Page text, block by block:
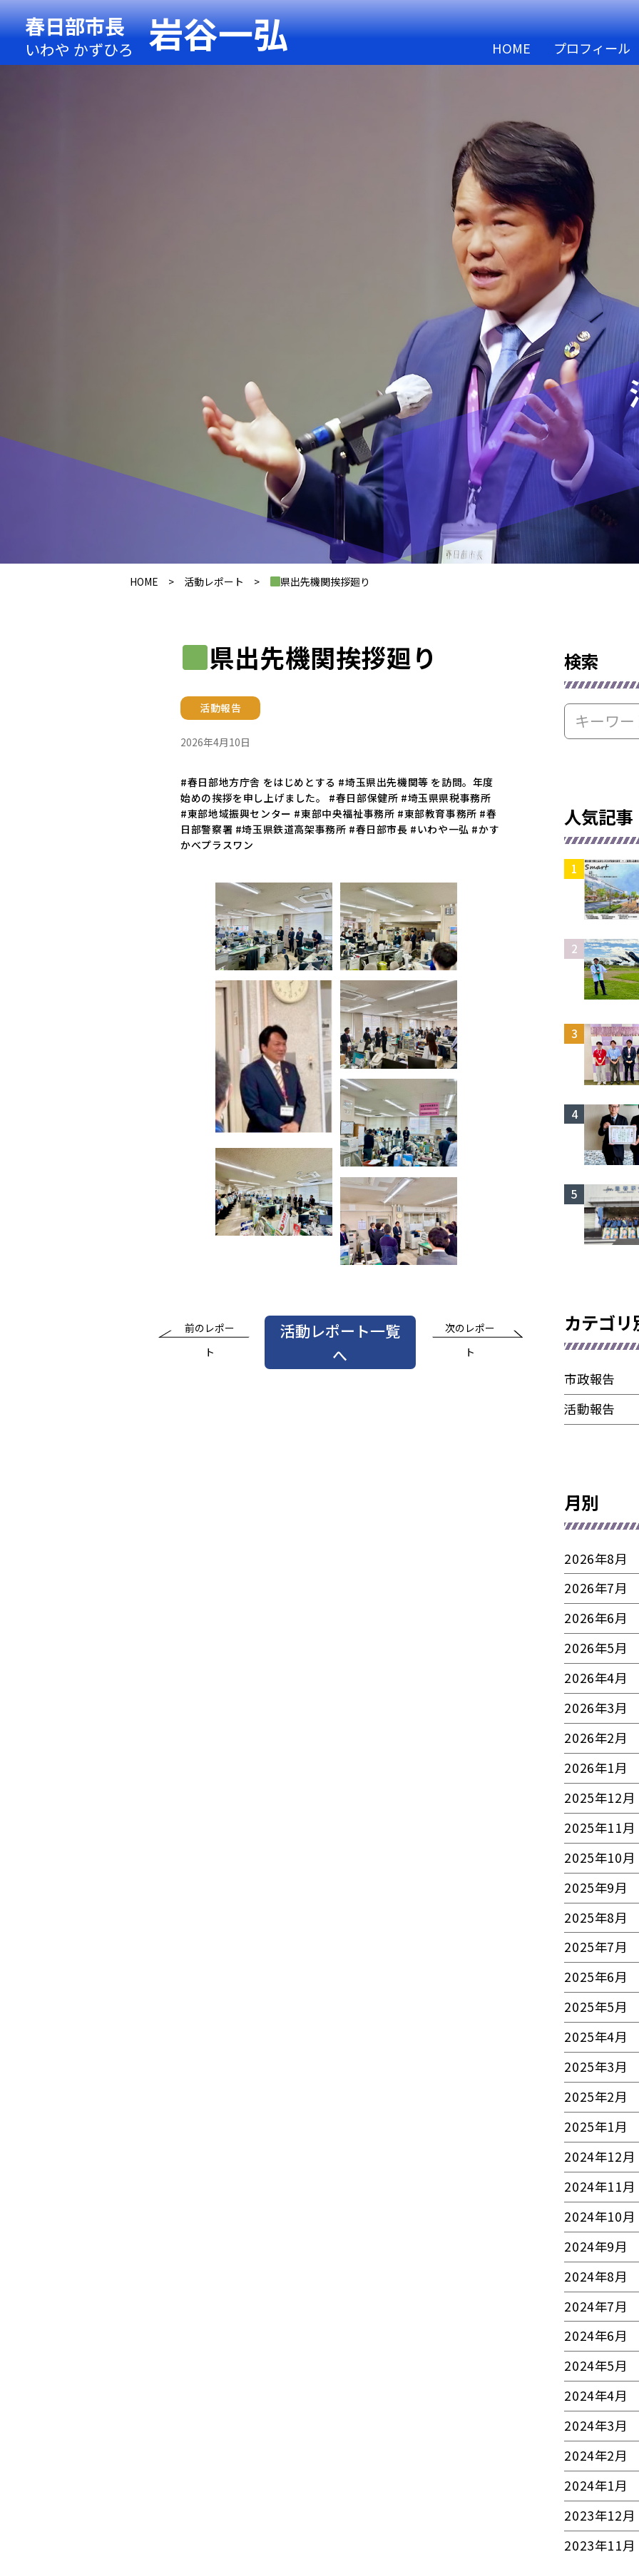
春日部市長
いわや かずひろ 岩谷一弘 HOME プロフィール
HOME > 活動レポート > 県出先機関挨拶廻り
県出先機関挨拶廻り
活動報告
2026年4月10日
#春日部地方庁舎 をはじめとする #埼玉県出先機関等 を訪問。年度
始めの挨拶を申し上げました。 #春日部保健所 #埼玉県県税事務所
#東部地域振興センター #東部中央福祉事務所 #東部教育事務所 #春
日部警察署 #埼玉県鉄道高架事務所 #春日部市長 #いわや一弘 #かす
かべプラスワン
前のレポー
ト
活動レポート一覧
へ
次のレポー
ト
検索
人気記事
カテゴリ
市政報告
活動報告
月別
2026年8月
2026年7月
2026年6月
2026年5月
2026年4月
2026年3月
2026年2月
2026年1月
2025年12月
2025年11月
2025年10月
2025年9月
2025年8月
2025年7月
2025年6月
2025年5月
2025年4月
2025年3月
2025年2月
2025年1月
2024年12月
2024年11月
2024年10月
2024年9月
2024年8月
2024年7月
2024年6月
2024年5月
2024年4月
2024年3月
2024年2月
2024年1月
2023年12月
2023年11月